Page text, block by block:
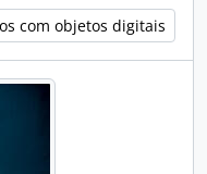
com objetos digitais